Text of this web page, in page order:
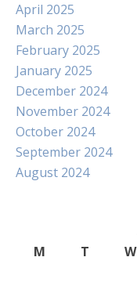
April 2025
March 2025
February 2025
January 2025
December 2024
November 2024
October 2024
September 2024
August 2024
M
T W